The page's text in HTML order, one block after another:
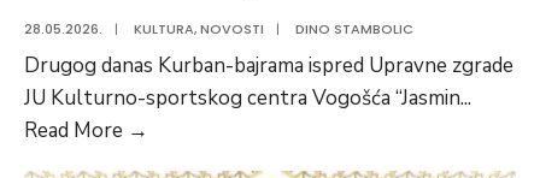
28.05.2026. | KULTURA,NOVOSTI | DINO STAMBOLIC
Drugog danas Kurban-bajrama ispred Upravne zgrade
JU Kulturno-sportskog centra Vogošća “Jasmin...
Read More →